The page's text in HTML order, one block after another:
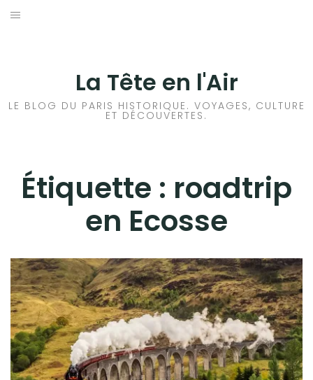
Aller
La Tête en l'Air
LE BLOG DU PARIS HISTORIQUE. VOYAGES, CULTURE
ET DÉCOUVERTES.
Étiquette : roadtrip
en Ecosse
HISTOIRES EN ILE DE FRANCE
VOYAGES À L’ÉTRANGER